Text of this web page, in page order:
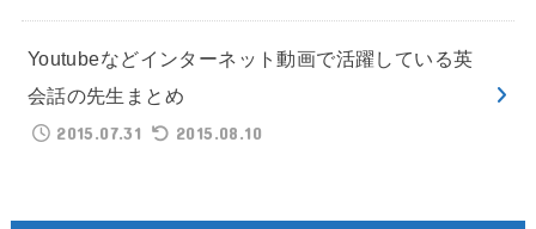
Youtubeなどインターネット動画で活躍している英
会話の先生まとめ
2015.07.31
2015.08.10